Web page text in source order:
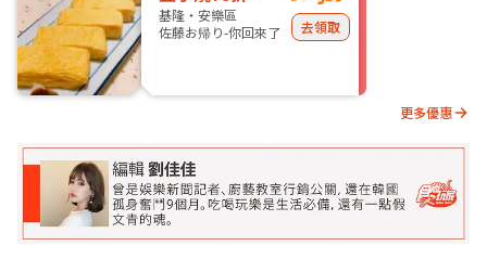
基隆・安樂區
佐藤お帰り-你回來了
去領取
更多優惠